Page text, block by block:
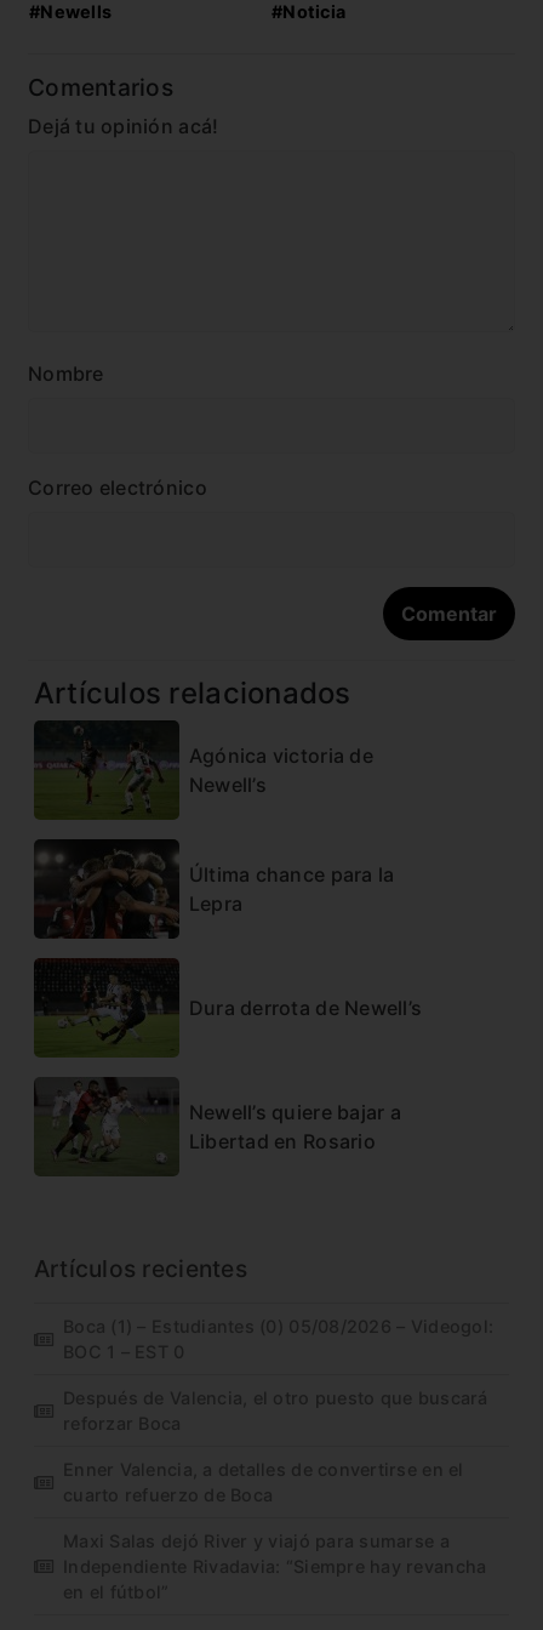
#Newells #Noticia
Comentarios
Dejá tu opinión acá!
Nombre
Correo electrónico
Artículos relacionados
Agónica victoria de
Newell’s
Última chance para la
Lepra
Dura derrota de Newell’s
Newell’s quiere bajar a
Libertad en Rosario
Artículos recientes
Boca (1) – Estudiantes (0) 05/08/2026 – Videogol:
BOC 1 – EST 0
Después de Valencia, el otro puesto que buscará
reforzar Boca
Enner Valencia, a detalles de convertirse en el
cuarto refuerzo de Boca
Maxi Salas dejó River y viajó para sumarse a
Independiente Rivadavia: “Siempre hay revancha
en el fútbol”